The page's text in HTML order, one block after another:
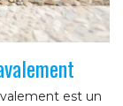
est un